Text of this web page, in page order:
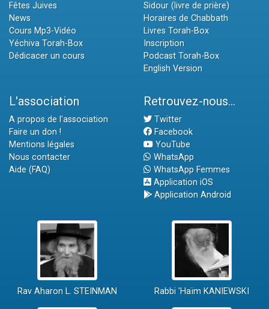
Fêtes Juives
News
Cours Mp3-Vidéo
Yéchiva Torah-Box
Dédicacer un cours
Sidour (livre de prière)
Horaires de Chabbath
Livres Torah-Box
Inscription
Podcast Torah-Box
English Version
L'association
A propos de l'association
Faire un don !
Mentions légales
Nous contacter
Aide (FAQ)
Retrouvez-nous...
Twitter
Facebook
YouTube
WhatsApp
WhatsApp Femmes
Application iOS
Application Android
Rav Aharon L. STEINMAN Rabbi 'Haïm KANIEWSKI